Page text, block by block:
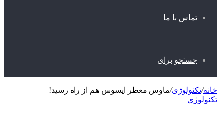
تماس با ما
جستجو برای
خانه/تکنولوژی/ماوس معطر ایسوس هم از راه رسید!
تکنولوژی